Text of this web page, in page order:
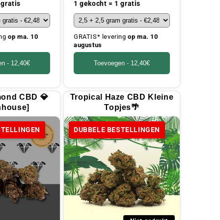
gratis
op ma. 10
- 12,40€
1 gekocht = 1 gratis
GRATIS* leveringop ma. 10
augustus
Toevoegen - 12,40€
CBD 💎
Tropical Haze CBD Kleine
Topjes🌴
DUBBELE BESTELLINGEN